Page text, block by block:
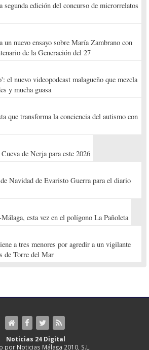
edición del concurso de microrrelatos
un nuevo ensayo sobre María Zambrano con
de la Generación del 27
el nuevo videopodcast malagueño que mezcla
y mucha guasa
que transforma la conciencia del autismo con
de Nerja para este 2026
Navidad de Evaristo Guerra para el diario
esta vez en el polígono La Pañoleta
a tres menores por agredir a un vigilante
de Torre del Mar
Noticias 24 Digital
por Noticias Málaga 2010, S.L.